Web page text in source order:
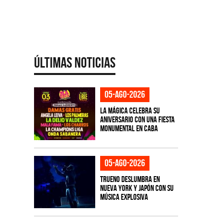
Últimas Noticias
05-ago-2026
La Mágica celebra su
aniversario con una fiesta
monumental en CABA
05-ago-2026
TRUENO deslumbra en
Nueva York y Japón con su
música explosiva